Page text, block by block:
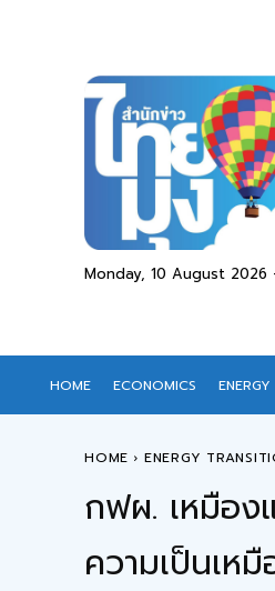
Monday, 10 August 2026
HOME ECONOMICS
HOME ENERGY
กฟผ. เหมือง
ความเป็นเห